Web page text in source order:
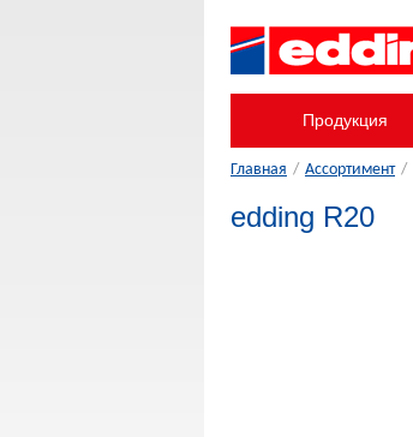
Продукция
Главная / Ассортимент /
edding R20